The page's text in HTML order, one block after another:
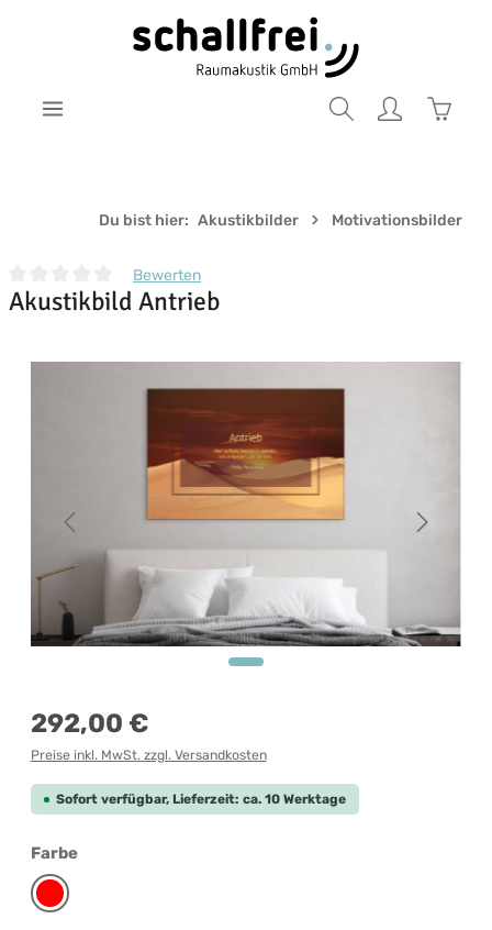
Zum Hauptinhalt springen
Du bist hier: Akustikbilder Motivationsbilder
Durchschnittliche Bewertung von 0 von 5 Sternen
Bewerten
Akustikbild Antrieb
Regulärer Preis:
292,00 €
Preise inkl. MwSt. zzgl. Versandkosten
Sofort verfügbar, Lieferzeit: ca. 10 Werktage
Farbeauswählen
Rot